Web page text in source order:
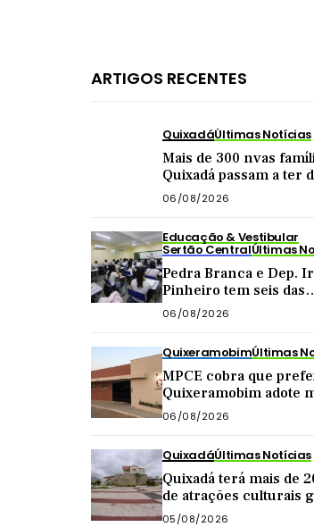
ARTIGOS RECENTES
QuixadáÚltimas Notícias
Mais de 300 nvas
Quixadá passam a ter
de receber Bolsa
06/08/2026
Educação & Vestibular
Sertão CentralÚltimas
Pedra Branca e Dep.
Pinheiro tem seis das
melhores escolas do
segundo MEC
06/08/2026
QuixeramobimÚltimas
MPCE cobra que
Quixeramobim adote
contra poluição sonora
casa de forró
06/08/2026
QuixadáÚltimas Notícias
Quixadá terá mais de
de atrações culturais
em agosto
05/08/2026